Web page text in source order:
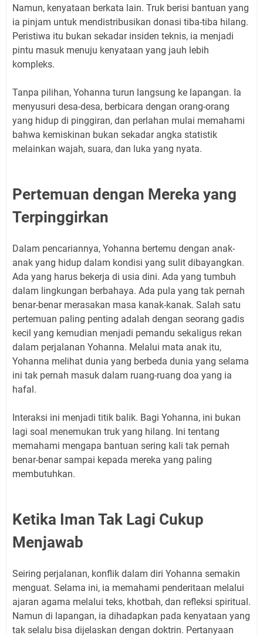
Namun, kenyataan berkata lain. Truk berisi bantuan yang
ia pinjam untuk mendistribusikan donasi tiba-tiba hilang.
Peristiwa itu bukan sekadar insiden teknis, ia menjadi
pintu masuk menuju kenyataan yang jauh lebih
kompleks.
Tanpa pilihan, Yohanna turun langsung ke lapangan. Ia
menyusuri desa-desa, berbicara dengan orang-orang
yang hidup di pinggiran, dan perlahan mulai memahami
bahwa kemiskinan bukan sekadar angka statistik
melainkan wajah, suara, dan luka yang nyata.
Pertemuan dengan Mereka yang
Terpinggirkan
Dalam pencariannya, Yohanna bertemu dengan anak-
anak yang hidup dalam kondisi yang sulit dibayangkan.
Ada yang harus bekerja di usia dini. Ada yang tumbuh
dalam lingkungan berbahaya. Ada pula yang tak pernah
benar-benar merasakan masa kanak-kanak. Salah satu
pertemuan paling penting adalah dengan seorang gadis
kecil yang kemudian menjadi pemandu sekaligus rekan
dalam perjalanan Yohanna. Melalui mata anak itu,
Yohanna melihat dunia yang berbeda dunia yang selama
ini tak pernah masuk dalam ruang-ruang doa yang ia
hafal.
Interaksi ini menjadi titik balik. Bagi Yohanna, ini bukan
lagi soal menemukan truk yang hilang. Ini tentang
memahami mengapa bantuan sering kali tak pernah
benar-benar sampai kepada mereka yang paling
membutuhkan.
Ketika Iman Tak Lagi Cukup
Menjawab
Seiring perjalanan, konflik dalam diri Yohanna semakin
menguat. Selama ini, ia memahami penderitaan melalui
ajaran agama melalui teks, khotbah, dan refleksi spiritual.
Namun di lapangan, ia dihadapkan pada kenyataan yang
tak selalu bisa dijelaskan dengan doktrin. Pertanyaan